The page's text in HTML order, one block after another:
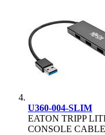
U360-004-SLIM
EATON TRIPP
CONSOLE